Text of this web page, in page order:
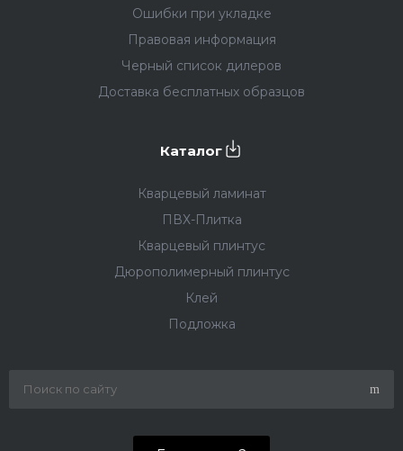
Ошибки при укладке
Правовая информация
Черный список дилеров
Доставка бесплатных образцов
Каталог
Кварцевый ламинат
ПВХ-Плитка
Кварцевый плинтус
Дюрополимерный плинтус
Клей
Подложка